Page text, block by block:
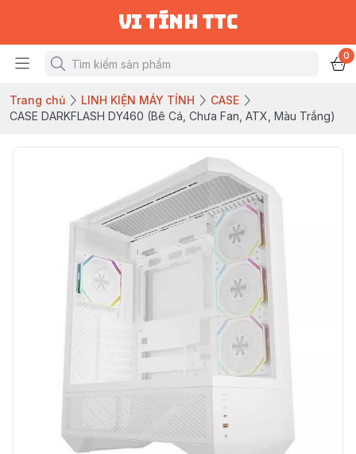
vi tính ttc
0
Trang chủ LINH KIỆN MÁY TÍNH
CASE
CASE DARKFLASH DY460 (Bê Cá, Chưa Fan, ATX, Màu Trắng)